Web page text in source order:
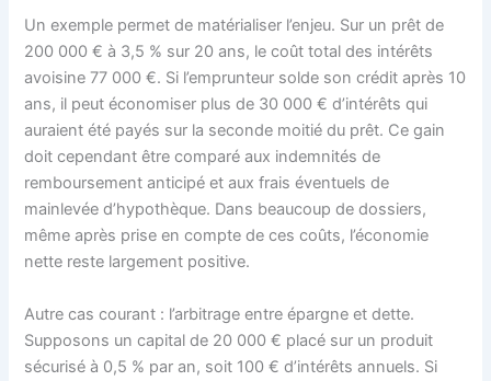
Un exemple permet de matérialiser l’enjeu. Sur un prêt de
200 000 € à 3,5 % sur 20 ans, le coût total des intérêts
avoisine 77 000 €. Si l’emprunteur solde son crédit après 10
ans, il peut économiser plus de 30 000 € d’intérêts qui
auraient été payés sur la seconde moitié du prêt. Ce gain
doit cependant être comparé aux indemnités de
remboursement anticipé et aux frais éventuels de
mainlevée d’hypothèque. Dans beaucoup de dossiers,
même après prise en compte de ces coûts, l’économie
nette reste largement positive.
Autre cas courant : l’arbitrage entre épargne et dette.
Supposons un capital de 20 000 € placé sur un produit
sécurisé à 0,5 % par an, soit 100 € d’intérêts annuels. Si